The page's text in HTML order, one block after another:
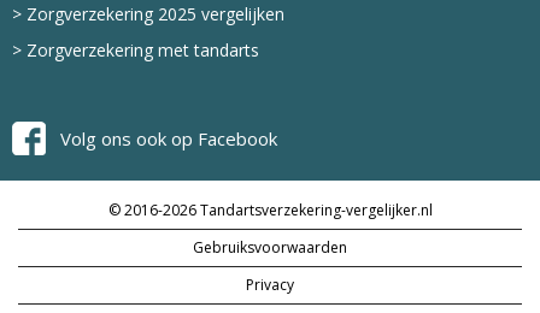
> Zorgverzekering 2025 vergelijken
> Zorgverzekering met tandarts
Volg ons ook op Facebook
© 2016-2026 Tandartsverzekering-vergelijker.nl
Gebruiksvoorwaarden
Privacy